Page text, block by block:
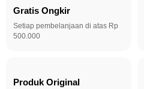
Gratis Ongkir
Setiap pembelanjaan di atas Rp
500.000
Produk Original